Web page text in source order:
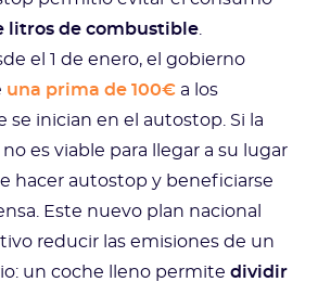
litros de combustible
el 1 de enero, el gobierno
una prima de 100€ a los
se inician en el autostop. Si la
es viable para llegar a su lugar
hacer autostop y beneficiarse
Este nuevo plan nacional
reducir las emisiones de un
un coche lleno permite dividir